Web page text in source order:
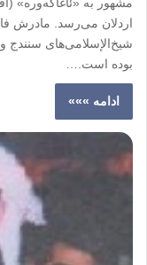
اردلان می‌رسد. مادرش
شیخ‌الإسلامی‌های سنندج
بوده است.…
ادامه »»»